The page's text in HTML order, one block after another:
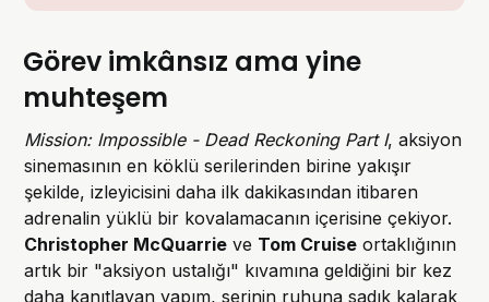
Görev imkânsız ama yine
muhteşem
Mission: Impossible - Dead Reckoning Part I, aksiyon
sinemasının en köklü serilerinden birine yakışır
şekilde, izleyicisini daha ilk dakikasından itibaren
adrenalin yüklü bir kovalamacanın içerisine çekiyor.
Christopher McQuarrie ve Tom Cruise ortaklığının
artık bir "aksiyon ustalığı" kıvamına geldiğini bir kez
daha kanıtlayan yapım, serinin ruhuna sadık kalarak